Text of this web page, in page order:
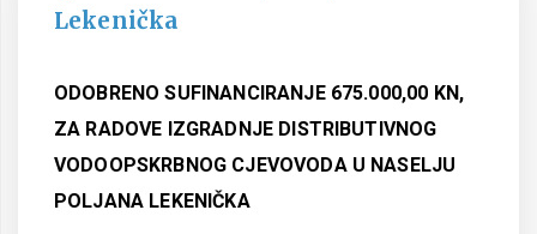
Lekenička
ODOBRENO SUFINANCIRANJE 675.000,00 KN,
ZA RADOVE IZGRADNJE DISTRIBUTIVNOG
VODOOPSKRBNOG CJEVOVODA U NASELJU
POLJANA LEKENIČKA